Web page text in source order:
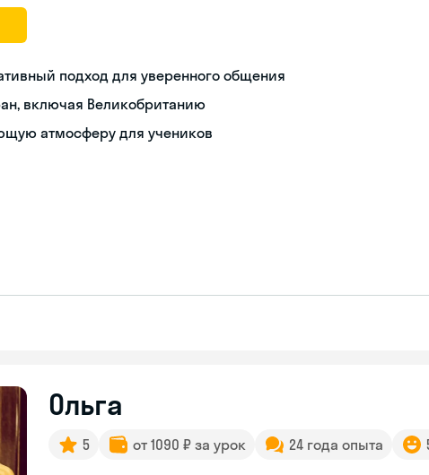
подход для уверенного общения
включая Великобританию
атмосферу для учеников
Ольга
5 от 1090 ₽ за урок 24 года опыта